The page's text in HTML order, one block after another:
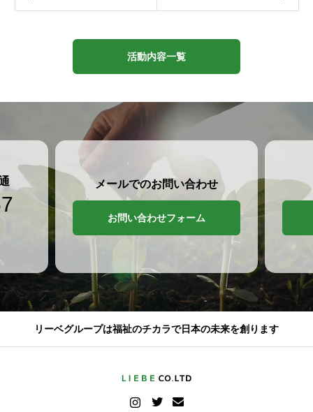
活動内容一覧
メールでのお問い合わせ
お問い合わせフォーム
リーベグループは福祉のチカラで日本の未来を創ります